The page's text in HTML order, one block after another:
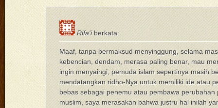
Rifa'i berkata:
Maaf, tanpa bermaksud menyinggung, selama
kebencian, dendam, merasa paling benar, mau
ingin menyaingi; pemuda islam sepertinya masih
mendatangkan ridho-Nya untuk memiliki ide atau
bebas sebagai penemu atau pembawa perubahan
muslim, saya merasakan bahwa justru hal inilah